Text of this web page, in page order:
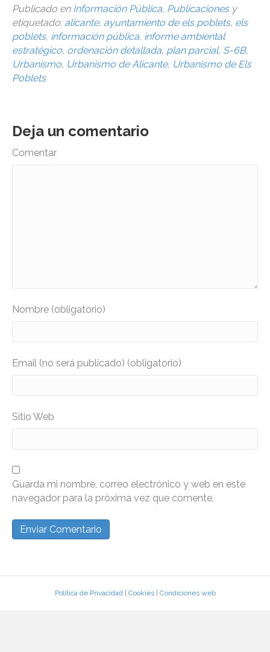
Publicado en Información Pública, Publicacionesy
etiquetado: alicante, ayuntamiento de els poblets, els
poblets, información pública, informe ambiental
estratégico, ordenación detallada, plan parcial, S-6B,
Urbanismo, Urbanismo de Alicante, Urbanismo de Els
Poblets
Deja un comentario
Comentar
Nombre (obligatorio)
Email (no será publicado) (obligatorio)
Sitio Web
Guarda mi nombre, correo electrónico y web en este
navegador para la próxima vez que comente.
Política de Privacidad | Cookies| Condiciones web